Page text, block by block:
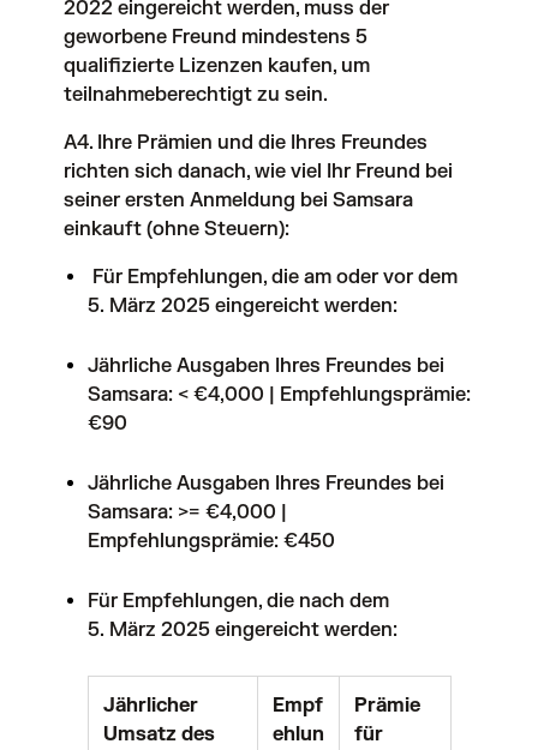
2022 eingereicht werden, muss der
geworbene Freund mindestens 5
qualifizierte Lizenzen kaufen, um
teilnahmeberechtigt zu sein.
A4. Ihre Prämien und die Ihres Freundes
richten sich danach, wie viel Ihr Freund bei
seiner ersten Anmeldung bei Samsara
einkauft (ohne Steuern):
Für Empfehlungen, die am oder vor dem
5. März 2025 eingereicht werden:
Jährliche Ausgaben Ihres Freundes bei
Samsara: < €4,000 | Empfehlungsprämie:
€90
Jährliche Ausgaben Ihres Freundes bei
Samsara: >= €4,000 |
Empfehlungsprämie: €450
Für Empfehlungen, die nach dem
5. März 2025 eingereicht werden:
Jährlicher
Umsatz des
Empf
ehlun
Prämie
für